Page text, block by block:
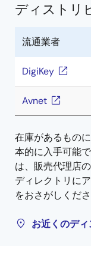
ディストリ
流通業者
DigiKey
Avnet
在庫があるもの
本的に入手可能
は、販売代理店
ディレクトリに
をおさがしくださ
お近くのデ